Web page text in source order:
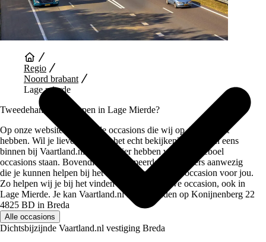
Auto Diensten
Regio
Noord brabant
Lage mierde
Tweedehands auto kopen in Lage Mierde?
Op onze website vind je alle occasions die wij op dit moment
hebben. Wil je liever auto’s in het echt bekijken? Loop dan eens
binnen bij Vaartland.nl Breda. Hier hebben we een heleboel
occasions staan. Bovendien zijn er meerdere verkopers aanwezig
die je kunnen helpen bij het kiezen voor de beste occasion voor jou.
Zo helpen wij je bij het vinden van jouw nieuwe occasion, ook in
Lage Mierde. Je kan Vaartland.nl Breda vinden op Konijnenberg 22
4825 BD in Breda
Alle occasions
Dichtsbijzijnde Vaartland.nl vestiging Breda